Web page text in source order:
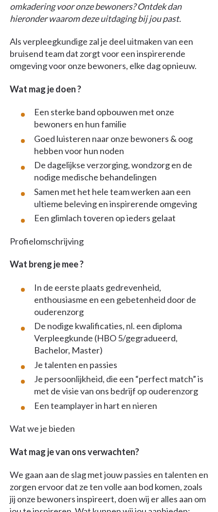
omkadering voor onze bewoners? Ontdek dan
hieronder waarom deze uitdaging bij jou past.
Als verpleegkundige zal je deel uitmaken van een
bruisend team dat zorgt voor een inspirerende
omgeving voor onze bewoners, elke dag opnieuw.
Wat mag je doen ?
Een sterke band opbouwen met onze
bewoners en hun familie
Goed luisteren naar onze bewoners & oog
hebben voor hun noden
De dagelijkse verzorging, wondzorg en de
nodige medische behandelingen
Samen met het hele team werken aan een
ultieme beleving en inspirerende omgeving
Een glimlach toveren op ieders gelaat
Profielomschrijving
Wat breng je mee ?
In de eerste plaats gedrevenheid,
enthousiasme en een gebetenheid door de
ouderenzorg
De nodige kwalificaties, nl. een diploma
Verpleegkunde (HBO 5/gegradueerd,
Bachelor, Master)
Je talenten en passies
Je persoonlijkheid, die een “perfect match” is
met de visie van ons bedrijf op ouderenzorg
Een teamplayer in hart en nieren
Wat we je bieden
Wat mag je van ons verwachten?
We gaan aan de slag met jouw passies en talenten en
zorgen ervoor dat ze ten volle aan bod komen, zoals
jij onze bewoners inspireert, doen wij er alles aan om